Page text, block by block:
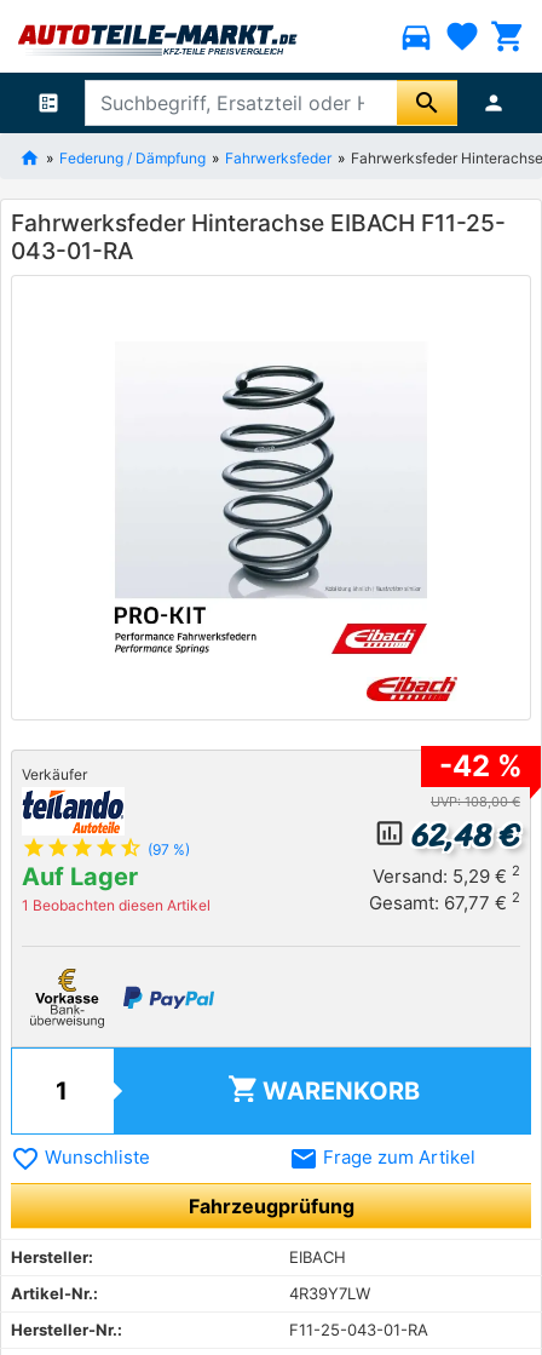
directions_car favorite shopping_cart
ballot search person
Federung / Dämpfung Fahrwerksfeder Fahrwerksfeder
Fahrwerksfeder Hinterachse EIBACH F11-25-
043-01-RA
Verkäufer
star star star star star_half (97 %)
Auf Lager
1 Beobachten diesen Artikel
-42 %
UVP: 108,00 €
insert_chart_outlined 62,48 €
Versand: 5,29 € 2
Gesamt: 67,77 € 2
shopping_cart WARENKORB
favorite_border Wunschliste email Frage zum Artikel
Fahrzeugprüfung
Hersteller:
EIBACH
Artikel-Nr.:
4R39Y7LW
Hersteller-Nr.:
F11-25-043-01-RA